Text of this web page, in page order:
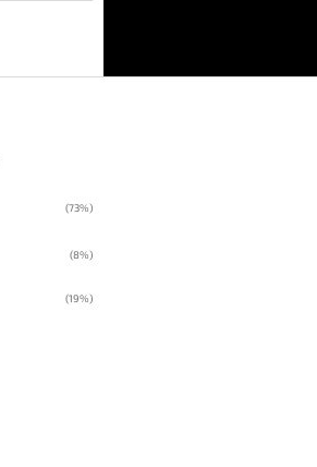
(73%)
(8%)
(19%)